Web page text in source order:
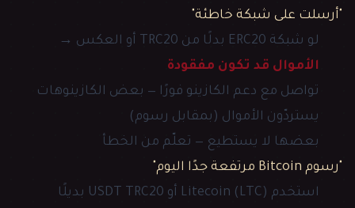
"أرسلت على شبكة خاطئة"
لو شبكة ERC20 بدلًا من TRC20 أو العكس →
الأموال قد تكون مفقودة
تواصل مع دعم الكازينو فورًا — بعض الكازينوهات
يستردّون الأموال (بمقابل رسوم)
بعضها لا يستطيع — تعلّم من الخطأ
"رسوم Bitcoin مرتفعة جدًا اليوم"
استخدم Litecoin (LTC) أو USDT TRC20 بديلًا